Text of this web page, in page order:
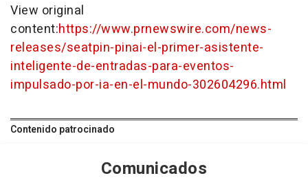
View original
content:https://www.prnewswire.com/news-
releases/seatpin-pinai-el-primer-asistente-
inteligente-de-entradas-para-eventos-
impulsado-por-ia-en-el-mundo-302604296.html
Contenido patrocinado
Comunicados